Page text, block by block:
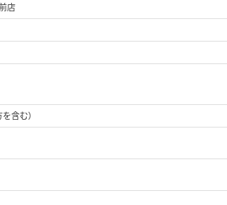
店
含む）